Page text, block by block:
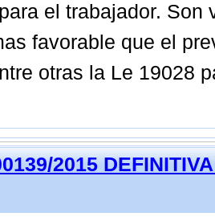
el trabajador.
favorable que el
otras la Le 19028
2015